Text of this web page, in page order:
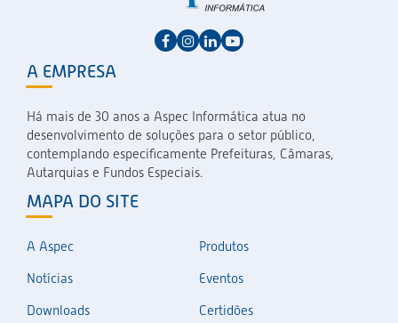
A EMPRESA
Há mais de 30 anos a Aspec Informática atua no
desenvolvimento de soluções para o setor público,
contemplando especificamente Prefeituras, Câmaras,
Autarquias e Fundos Especiais.
MAPA DO SITE
A Aspec
Produtos
Notícias
Eventos
Downloads
Certidões